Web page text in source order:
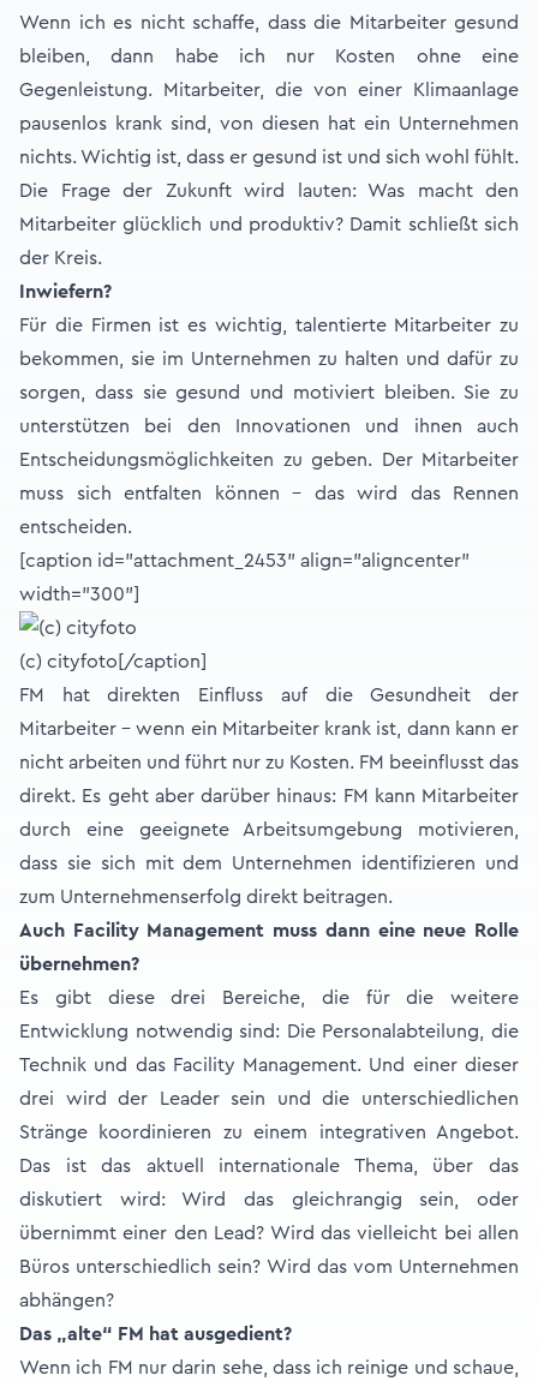
Wenn ich es nicht schaffe, dass die Mitarbeiter gesund
bleiben, dann habe ich nur Kosten ohne eine
Gegenleistung. Mitarbeiter, die von einer Klimaanlage
pausenlos krank sind, von diesen hat ein Unternehmen
nichts. Wichtig ist, dass er gesund ist und sich wohl fühlt.
Die Frage der Zukunft wird lauten: Was macht den
Mitarbeiter glücklich und produktiv? Damit schließt sich
der Kreis.
Inwiefern?
Für die Firmen ist es wichtig, talentierte Mitarbeiter zu
bekommen, sie im Unternehmen zu halten und dafür zu
sorgen, dass sie gesund und motiviert bleiben. Sie zu
unterstützen bei den Innovationen und ihnen auch
Entscheidungsmöglichkeiten zu geben. Der Mitarbeiter
muss sich entfalten können – das wird das Rennen
entscheiden.
[caption id="attachment_2453" align="aligncenter"
width="300"]
(c) cityfoto[/caption]
FM hat direkten Einfluss auf die Gesundheit der
Mitarbeiter – wenn ein Mitarbeiter krank ist, dann kann er
nicht arbeiten und führt nur zu Kosten. FM beeinflusst das
direkt. Es geht aber darüber hinaus: FM kann Mitarbeiter
durch eine geeignete Arbeitsumgebung motivieren,
dass sie sich mit dem Unternehmen identifizieren und
zum Unternehmenserfolg direkt beitragen.
Auch Facility Management muss dann eine neue Rolle
übernehmen?
Es gibt diese drei Bereiche, die für die weitere
Entwicklung notwendig sind: Die Personalabteilung, die
Technik und das Facility Management. Und einer dieser
drei wird der Leader sein und die unterschiedlichen
Stränge koordinieren zu einem integrativen Angebot.
Das ist das aktuell internationale Thema, über das
diskutiert wird: Wird das gleichrangig sein, oder
übernimmt einer den Lead? Wird das vielleicht bei allen
Büros unterschiedlich sein? Wird das vom Unternehmen
abhängen?
Das „alte“ FM hat ausgedient?
Wenn ich FM nur darin sehe, dass ich reinige und schaue,